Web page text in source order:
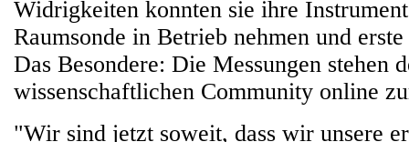
Widrigkeiten konnten sie ihre
Raumsonde in Betrieb nehmen und
Das Besondere: Die Messungen stehen
wissenschaftlichen Community online
"Wir sind jetzt soweit, dass wir unsere